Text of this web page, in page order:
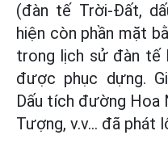
(đàn tế Trời-Đất,
hiện còn phần mặt
trong lịch sử đàn tế
được phục dựng.
Dấu tích đường Hoa
Tượng, v.v... đã phát